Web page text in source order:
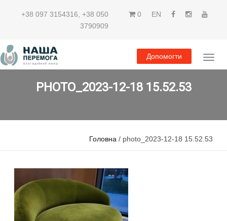
+38 097 3154316 +38 050
3790909
0 EN
Допомогти
PHOTO_2023-12-18 15.52.53
Головна / photo_2023-12-18 15.52.53